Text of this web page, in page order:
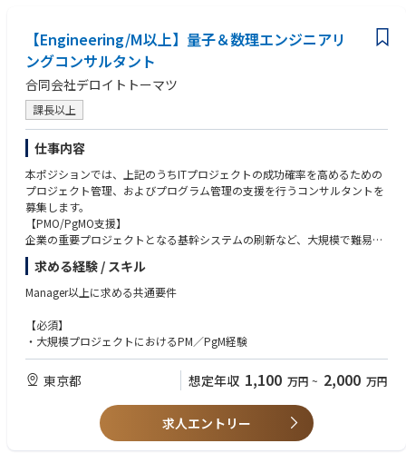
●現年収比150％up等での提示実績あり/スキルに応じたRS（譲渡制限付
株式）付与制度あり
●アカデミック、元AIスタートアップCTOなど、多様なバックグラウンド
を持つメンバーが在籍
●経営に近い距離で、プロダクト方針や事業戦略の意思決定にも関与でき
る
●将来的にはエンジニアリングに加えて、コンサルティング、事業開発、
プロダクトマネジメントなど幅広いキャリアを選択可能
●リモートワークやフレックス制度を活用しながら、最新AI技術のキャッ
チアップ・実装に集中できる環境
●生成AIツール（Copilot / Claude Code）自由利用
【AIコンサルタント‐PoCで終わらせないAI実装・業務変革支援-】
顧客の現場に深く入り込み、業務理解・課題設定・AI活用テーマ設計・実
装推進・本番導入・定着支援までを一気通貫で担うポジションです。
つながるAIソリューションを構築していきます。さらに、個別案件で得た
知見を抽象化し、再利用可能なプロダクト資産へ還元することで、顧客ご
との個別最適に閉じない価値創出を目指します。
AIを「導入する」だけではなく、業務プロセス・意思決定・KPIに組み込
み、現場で使われ続ける仕組みにするポジションです。
●AIエージェント設計・実装経験
●LangChain / LangGraph 等の利用経験
●MLOps／LLMOpsの設計・運用経験
●SaaSまたはBtoBプロダクトの開発経験
●業務改善、業務設計、BPRに関する経験
●特定業界に関するドメイン知識（例：製造、流通小売、自動車、SCM、
通信等）
〇AIコンサルタント
【求める人物像】
●AIの社会実装を通じて、日本企業の競争力向上に貢献したい方
●データドリブンな業務変革や経営変革に関心がある方
●顧客の現場に入り込み、業務課題を深く理解することに面白さを感じる
●技術、業務、ビジネスを横断しながら課題解決を進めたい方
●スタートアップの事業成長に関わりたい方
●将来的に事業責任者、プロダクト責任者、起業家などを目指したい方
●知的好奇心と知的タフネスがあり、自ら学び、考え、推進できる方
【必須要件（MUST）】
●コンサルティングファーム、SIer、IT企業、事業会社などでの業務改
●顧客業務のヒアリング、業務整理、要件定義の経験
●AI、データ分析、SaaS、業務システムなどを活用した課題解決経験
【Engineering/M以上】量子＆数理エンジニアリ
ングコンサルタント
合同会社デロイトトーマツ
課長以上
仕事内容
本ポジションでは、上記のうちITプロジェクトの成功確率を高めるための
プロジェクト管理、およびプログラム管理の支援を行うコンサルタントを
募集します。
【PMO/PgMO支援】
企業の重要プロジェクトとなる基幹システムの刷新など、大規模で難易度
の高いシステム開発プロジェクトの推進を支援します。
多数のプロジェクト実績から蓄積したノウハウやアセットを活かし、立ち
上げから終結までクライアントに伴走しながらプロジェクトを成功へと導
きます。
・プログラム／プロジェクトマネジメント支援
・プロジェクト評価支援
求める経験 / スキル
Manager以上に求める共通要件
【必須】
・大規模プロジェクトにおけるPM／PgM経験
東京都 想定年収 1,100 万円 ~ 2,000 万円
求人エントリー